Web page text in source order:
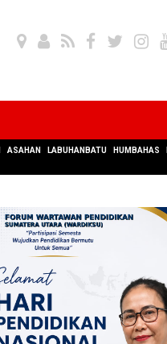
ASAHAN LABUHANBATU HUMBAHAS